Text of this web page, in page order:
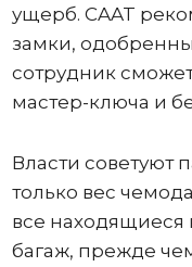
ущерб. CAAT
замки,
сотрудник
мастер-ключа и
Власти советуют
только вес
все находящиеся
багаж, прежде